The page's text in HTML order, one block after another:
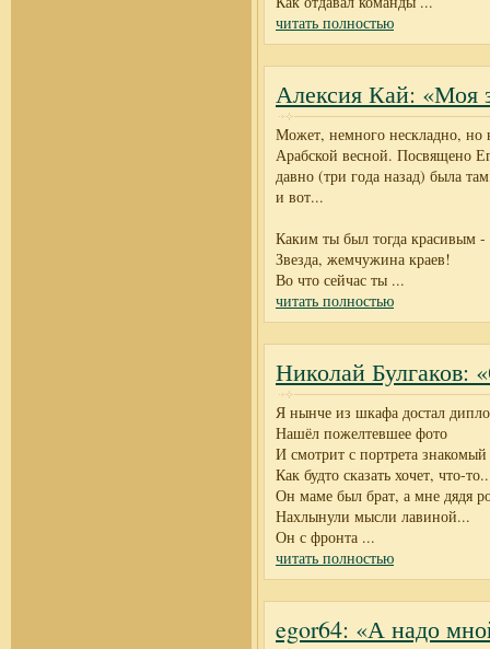
читать полностью
Алексия Кай: «Моя
Может, немного нескладно, но
Арабской весной. Посвящено
давно (три года назад) была
и вот...
Каким ты был тогда красивым -
Звезда, жемчужина краев!
Во что сейчас ты ...
читать полностью
Николай Булгаков:
Я нынче из шкафа достал
Нашёл пожелтевшее фото
И смотрит с портрета знакомый
Как будто сказать хочет, что-
Он маме был брат, а мне дядя
Нахлынули мысли лавиной...
Он с фронта ...
читать полностью
egor64: «А надо